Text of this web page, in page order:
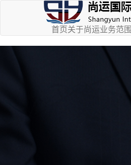
首页关于尚运业务范围